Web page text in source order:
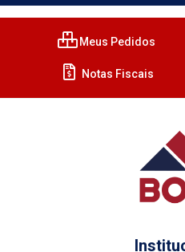
Meus Pedidos
Notas Fiscais